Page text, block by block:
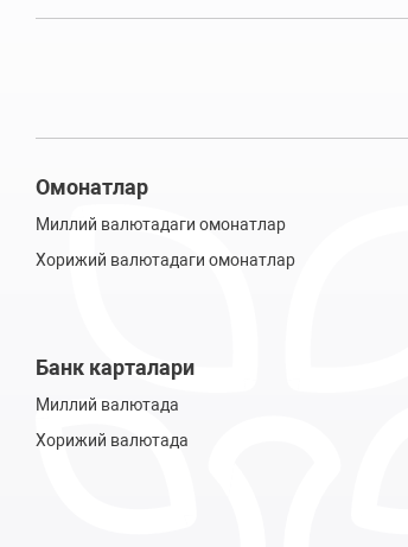
Омонатлар
Миллий валютадаги омонатлар
Хорижий валютадаги омонатлар
Банк карталари
Миллий валютада
Хорижий валютада